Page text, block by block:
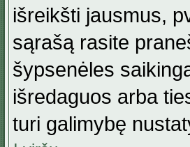
išreikšti jausmus,
sąrašą rasite
šypsenėles
išredaguos arba
turi galimybę